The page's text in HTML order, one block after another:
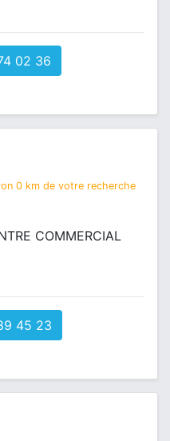
02 36
0 km de votre recherche
COMMERCIAL
45 23